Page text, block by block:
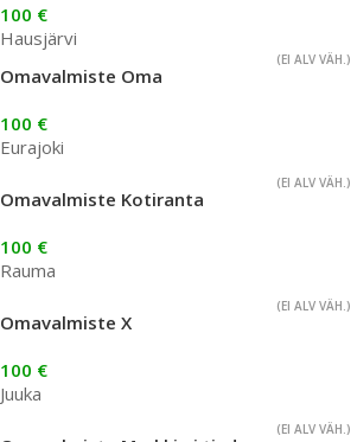
100 €
Hausjärvi
(EI ALV VÄH.)
Omavalmiste Oma
100 €
Eurajoki
(EI ALV VÄH.)
Omavalmiste Kotiranta
100 €
Rauma
(EI ALV VÄH.)
Omavalmiste X
100 €
Juuka
(EI ALV VÄH.)